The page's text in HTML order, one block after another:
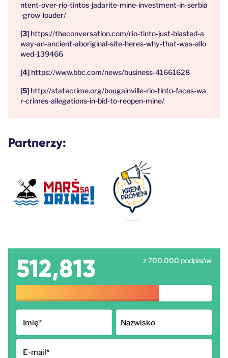
ntent-over-rio-tintos-jadarite-mine-investment-in-serbia
-grow-louder/
https://theconversation.com/rio-tinto-just-blasted-a
way-an-ancient-aboriginal-site-heres-why-that-was-allo
wed-139466
https://www.bbc.com/news/business-41661628
http://statecrime.org/bougainville-rio-tinto-faces-wa
r-crimes-allegations-in-bid-to-reopen-mine/
Partnerzy:
512,813 z 700,000 podpisów
Imię* Nazwisko
E-mail*